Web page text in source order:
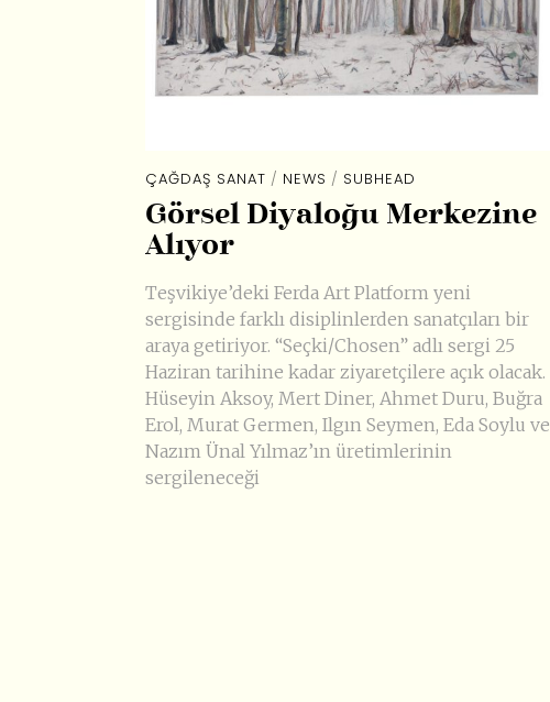
ÇAĞDAŞ SANAT / NEWS / SUBHEAD
Görsel Diyaloğu Merkezine
Alıyor
Teşvikiye’deki Ferda Art Platform yeni
sergisinde farklı disiplinlerden sanatçıları bir
araya getiriyor. “Seçki/Chosen” adlı sergi 25
Haziran tarihine kadar ziyaretçilere açık olacak.
Hüseyin Aksoy, Mert Diner, Ahmet Duru, Buğra
Erol, Murat Germen, Ilgın Seymen, Eda Soylu ve
Nazım Ünal Yılmaz’ın üretimlerinin
sergileneceği